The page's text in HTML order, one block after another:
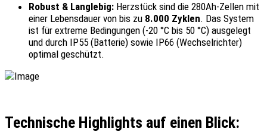
Robust & Langlebig: Herzstück sind die 280Ah-Zellen mit
einer Lebensdauer von bis zu 8.000 Zyklen. Das System
ist für extreme Bedingungen (-20 °C bis 50 °C) ausgelegt
und durch IP55 (Batterie) sowie IP66 (Wechselrichter)
optimal geschützt.
Technische Highlights auf einen Blick: